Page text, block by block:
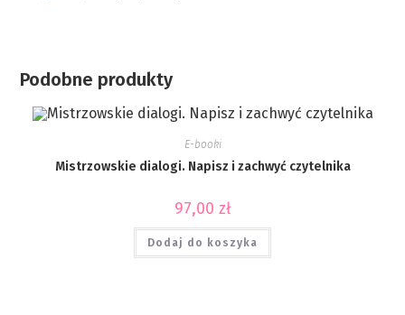
Podobne produkty
E-booki
Mistrzowskie dialogi. Napisz i zachwyć czytelnika
97,00 zł
Dodaj do koszyka